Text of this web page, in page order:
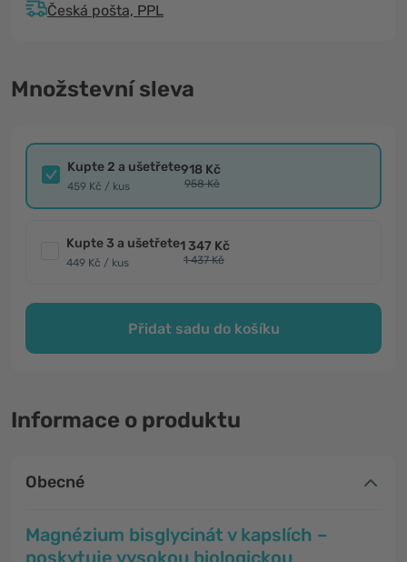
Česká pošta, PPL
Množstevní sleva
Kupte 2 a ušetřete
459 Kč / kus
918 Kč
958 Kč
Kupte 3 a ušetřete
449 Kč / kus
1 347 Kč
1 437 Kč
Přidat sadu do košíku
Informace o produktu
Obecné
Magnézium bisglycinát v kapslích –
poskytuje vysokou biologickou